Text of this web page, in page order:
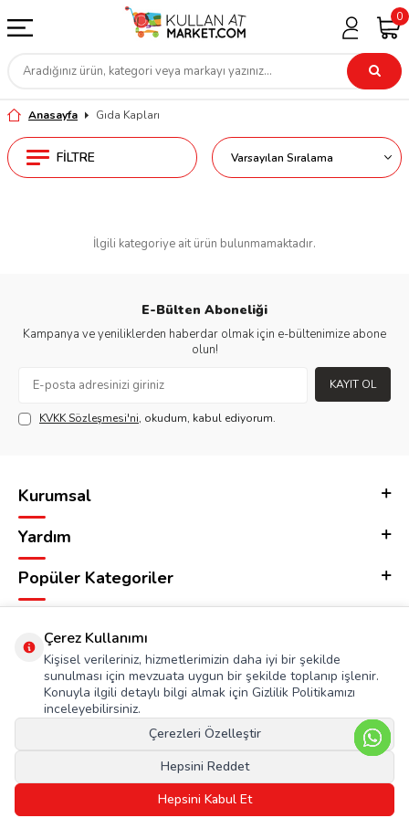
0
Anasayfa Gıda Kapları
FILTRE
İlgili kategoriye ait ürün bulunmamaktadır.
E-Bülten Aboneliği
Kampanya ve yeniliklerden haberdar olmak için e-bültenimize abone
olun!
KAYIT OL
KVKK Sözleşmesi'ni, okudum, kabul ediyorum.
Kurumsal
Yardım
Popüler Kategoriler
Çerez Kullanımı
Kişisel verileriniz, hizmetlerimizin daha iyi bir şekilde
sunulması için mevzuata uygun bir şekilde toplanıp işlenir.
Konuyla ilgili detaylı bilgi almak için Gizlilik Politikamızı
inceleyebilirsiniz.
Çerezleri Özelleştir
Hepsini Reddet
Hepsini Kabul Et